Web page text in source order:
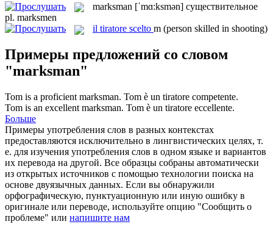
marksman [ˈmɑ:ksmən] существительное
pl. marksmen
il tiratore scelto m (person skilled in shooting)
Примеры предложений со словом
"marksman"
Tom is a proficient marksman. Tom è un tiratore competente.
Tom is an excellent marksman. Tom è un tiratore eccellente.
Больше
Примеры употребления слов в разных контекстах
предоставляются исключительно в лингвистических целях, т.
е. для изучения употребления слов в одном языке и вариантов
их перевода на другой. Все образцы собраны автоматически
из открытых источников с помощью технологии поиска на
основе двуязычных данных. Если вы обнаружили
орфографическую, пунктуационную или иную ошибку в
оригинале или переводе, используйте опцию "Сообщить о
проблеме" или напишите нам